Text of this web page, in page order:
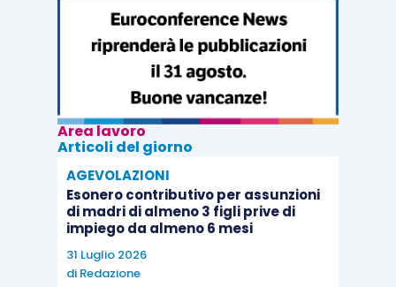
La massima è a cura dello Studio Ichino-Brugnatelli
Area lavoro
Articoli del giorno
AGEVOLAZIONI
Esonero contributivo per assunzioni
di madri di almeno 3 figli prive di
impiego da almeno 6 mesi
31 Luglio 2026
di Redazione